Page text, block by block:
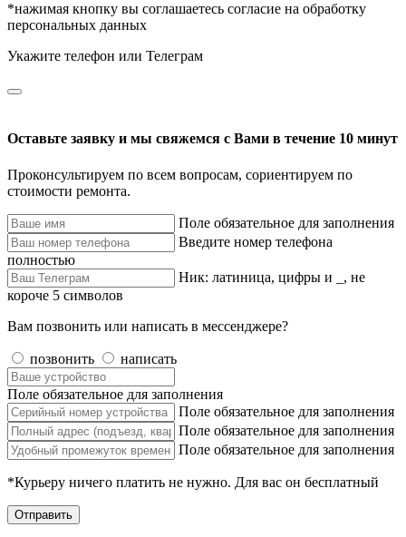
*нажимая кнопку вы соглашаетесь согласие на обработку
персональных данных
Укажите телефон или Телеграм
Оставьте заявку и мы свяжемся с Вами в течение 10 минут
Проконсультируем по всем вопросам, сориентируем по
стоимости ремонта.
Поле обязательное для заполнения
Введите номер телефона
полностью
Ник: латиница, цифры и _, не
короче 5 символов
Вам позвонить или написать в мессенджере?
позвонить написать
Поле обязательное для заполнения
Поле обязательное для заполнения
Поле обязательное для заполнения
Поле обязательное для заполнения
*Курьеру ничего платить не нужно. Для вас он бесплатный
Отправить